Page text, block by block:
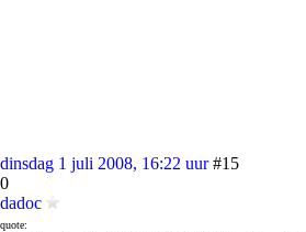
dinsdag 1 juli 2008, 16:22 uur #15
0
dadoc
quote: